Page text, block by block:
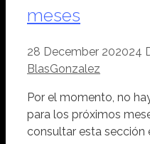
meses
28 December 202024
BlasGonzalez
Por el momento, no
para los próximos
consultar esta sección